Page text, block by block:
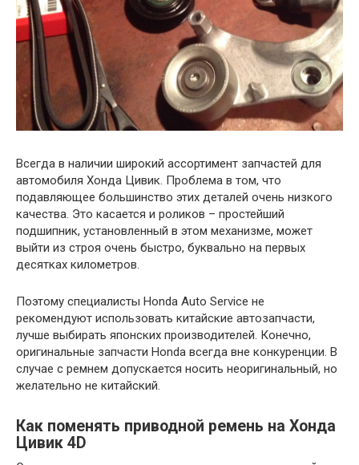
Всегда в наличии широкий ассортимент запчастей для
автомобиля Хонда Цивик. Проблема в том, что
подавляющее большинство этих деталей очень низкого
качества. Это касается и роликов – простейший
подшипник, установленный в этом механизме, может
выйти из строя очень быстро, буквально на первых
десятках километров.
Поэтому специалисты Honda Auto Service не
рекомендуют использовать китайские автозапчасти,
лучше выбирать японских производителей. Конечно,
оригинальные запчасти Honda всегда вне конкуренции. В
случае с ремнем допускается носить неоригинальный, но
желательно не китайский.
Как поменять приводной ремень на Хонда
Цивик 4D